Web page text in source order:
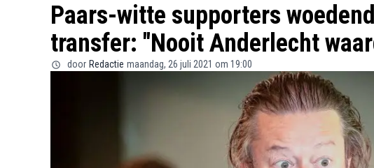
Paars-witte supporters
transfer: "Nooit Anderlecht
door Redactie maandag, 26 juli 2021 om 19:00